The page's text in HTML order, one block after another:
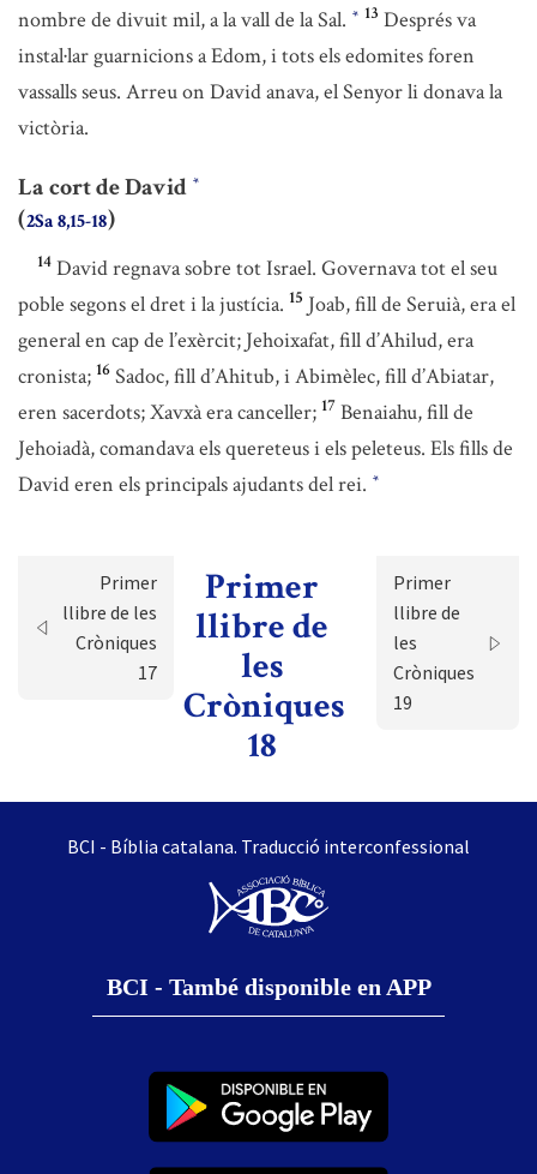
nombre de divuit mil, a la vall de la Sal. * 13 Després va
instal·lar guarnicions a Edom, i tots els edomites foren
vassalls seus. Arreu on David anava, el Senyor li donava la
victòria.
La cort de David *
(2Sa 8,15-18)
14 David regnava sobre tot Israel. Governava tot el seu
poble segons el dret i la justícia. 15 Joab, fill de Seruià, era el
general en cap de l’exèrcit; Jehoixafat, fill d’Ahilud, era
cronista; 16 Sadoc, fill d’Ahitub, i Abimèlec, fill d’Abiatar,
eren sacerdots; Xavxà era canceller; 17 Benaiahu, fill de
Jehoiadà, comandava els quereteus i els peleteus. Els fills de
David eren els principals ajudants del rei. *
Primer
llibre de les
Cròniques
17
Primer
llibre de
les
Cròniques
18
Primer
llibre de
les
Cròniques
19
BCI - Bíblia catalana. Traducció interconfessional
BCI - També disponible en APP